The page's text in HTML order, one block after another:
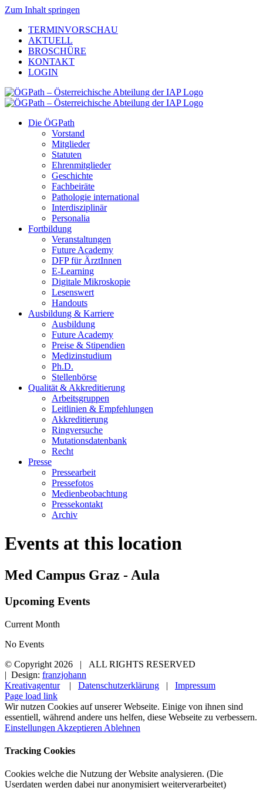
Zum Inhalt springen
TERMINVORSCHAU
AKTUELL
BROSCHÜRE
KONTAKT
LOGIN
Die ÖGPath
Vorstand
Mitglieder
Statuten
Ehrenmitglieder
Geschichte
Fachbeiräte
Pathologie international
Interdisziplinär
Personalia
Fortbildung
Veranstaltungen
Future Academy
DFP für ÄrztInnen
E-Learning
Digitale Mikroskopie
Lesenswert
Handouts
Ausbildung & Karriere
Ausbildung
Future Academy
Preise & Stipendien
Medizinstudium
Ph.D.
Stellenbörse
Qualität & Akkreditierung
Arbeitsgruppen
Leitlinien & Empfehlungen
Akkreditierung
Ringversuche
Mutationsdatenbank
Recht
Presse
Pressearbeit
Pressefotos
Medienbeobachtung
Pressekontakt
Archiv
Events at this location
Med Campus Graz - Aula
Upcoming Events
Current Month
No Events
© Copyright 2026 | ALL RIGHTS RESERVED
| Design: franzjohann
Kreativagentur| Datenschutzerklärung | Impressum
Page load link
Wir nutzen Cookies auf unserer Webseite. Einige von ihnen sind
essentiell, während andere uns helfen, diese Webseite zu verbessern.
Einstellungen Akzeptieren Ablehnen
Tracking Cookies
Cookies welche die Nutzung der Website analysieren. (Die
Userdaten werden dabei nur anonymisiert weiterverarbeitet)